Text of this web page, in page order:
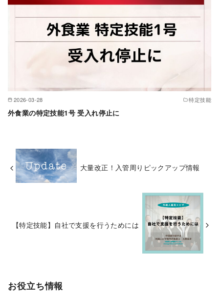
2026-03-28 特定技能
外食業の特定技能1号 受入れ停止に
大量改正！入管周りピックアップ情報
【特定技能】自社で支援を行うためには
お役立ち情報